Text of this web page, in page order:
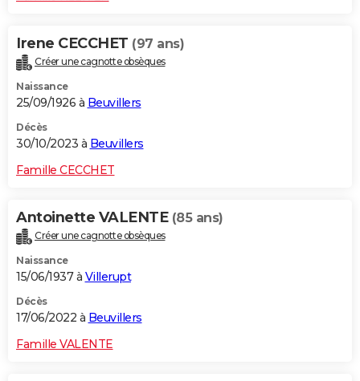
FORUM
Irene CECCHET (97 ans)
Créer une cagnotte obsèques
Naissance
25/09/1926 à Beuvillers
Décès
30/10/2023 à Beuvillers
Famille CECCHET
Antoinette VALENTE (85 ans)
Créer une cagnotte obsèques
Naissance
15/06/1937 à Villerupt
Décès
17/06/2022 à Beuvillers
Famille VALENTE